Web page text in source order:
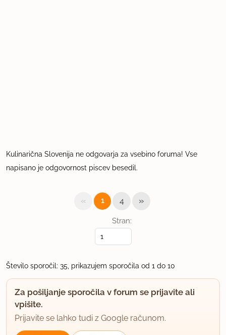
Kulinarična Slovenija ne odgovarja za vsebino foruma! Vse
napisano je odgovornost piscev besedil.
Stran:
« 1 4 »
Število sporočil: 35, prikazujem sporočila od 1 do 10
Za pošiljanje sporočila v forum se prijavite ali
vpišite.
Prijavite se lahko tudi z Google računom.